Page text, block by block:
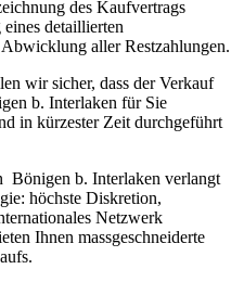
des Kaufvertrags
detaillierten
aller Restzahlungen.
wir sicher, dass der Verkauf
b. Interlaken für Sie
in kürzester Zeit durchgeführt
b. Interlaken verlangt
höchste Diskretion,
Netzwerk
Ihnen massgeschneiderte